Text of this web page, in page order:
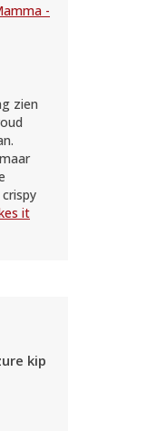
-
zien
it
kip